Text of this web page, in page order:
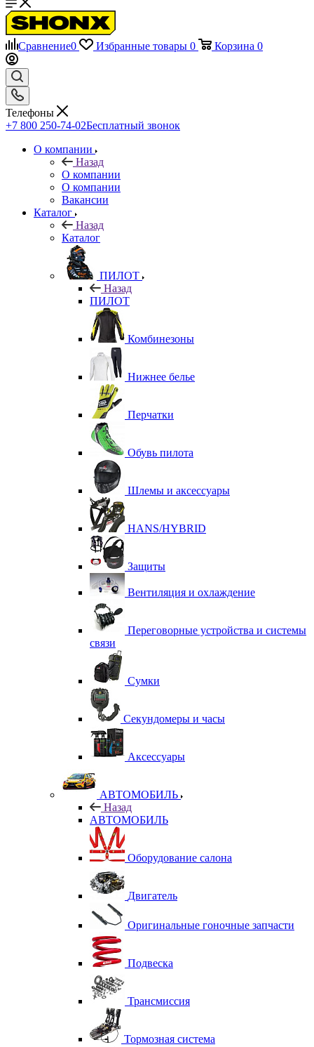
Сравнение0 Избранные товары 0 Корзина 0
Телефоны
+7 800 250-74-02Бесплатный звонок
О компании
Назад
О компании
О компании
Вакансии
Каталог
Назад
Каталог
ПИЛОТ
Назад
ПИЛОТ
Комбинезоны
Нижнее белье
Перчатки
Обувь пилота
Шлемы и аксессуары
HANS/HYBRID
Защиты
Вентиляция и охлаждение
Переговорные устройства и системы
связи
Сумки
Секундомеры и часы
Аксессуары
АВТОМОБИЛЬ
Назад
АВТОМОБИЛЬ
Оборудование салона
Двигатель
Оригинальные гоночные запчасти
Подвеска
Трансмиссия
Тормозная система